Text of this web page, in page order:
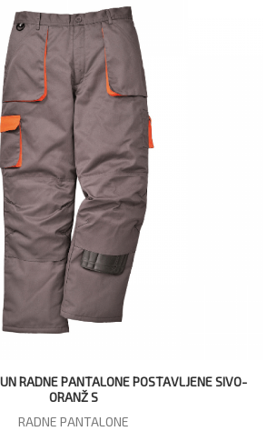
RADNE PANTALONE POSTAVLJENE SIVO-
ORANŽ S
RADNE PANTALONE